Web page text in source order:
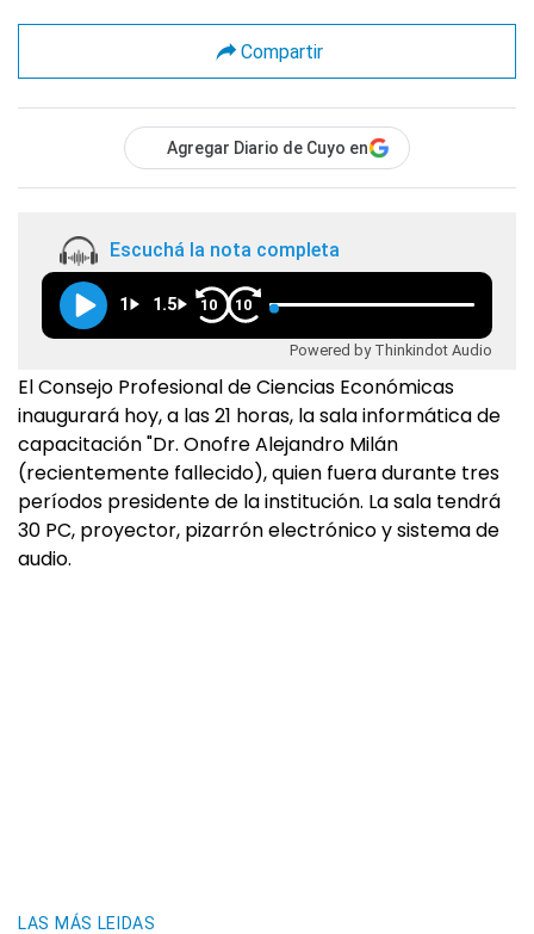
Compartir
Agregar Diario de Cuyo en
Escuchá la nota completa
1 1.5 10 10
Powered by Thinkindot Audio
El Consejo Profesional de Ciencias Económicas
inaugurará hoy, a las 21 horas, la sala informática de
capacitación "Dr. Onofre Alejandro Milán
(recientemente fallecido), quien fuera durante tres
períodos presidente de la institución. La sala tendrá
30 PC, proyector, pizarrón electrónico y sistema de
audio.
LAS MÁS LEIDAS